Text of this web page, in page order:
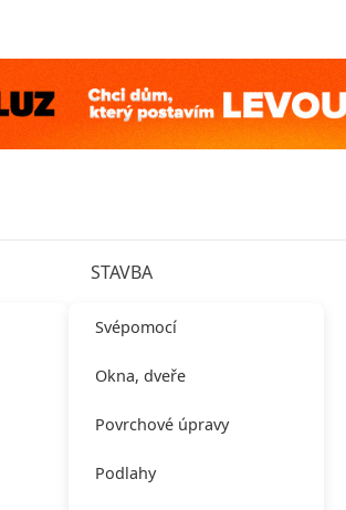
STAVBA
Svépomocí
Okna, dveře
Povrchové úpravy
Podlahy